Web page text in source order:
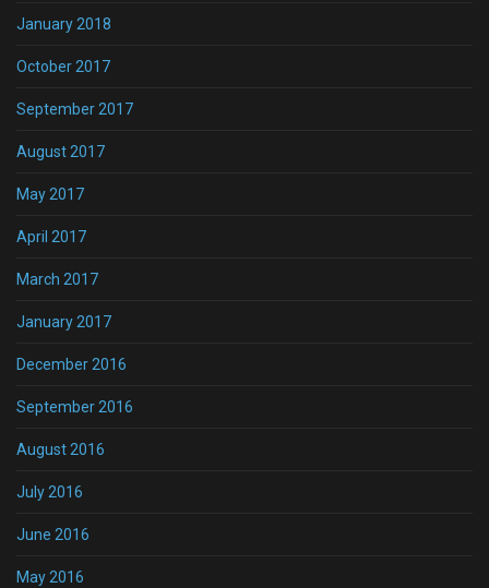
January 2018
October 2017
September 2017
August 2017
May 2017
April 2017
March 2017
January 2017
December 2016
September 2016
August 2016
July 2016
June 2016
May 2016